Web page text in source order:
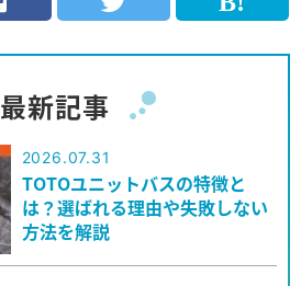
最新記事
2026.07.31
TOTOユニットバスの特徴と
は？選ばれる理由や失敗しない
方法を解説